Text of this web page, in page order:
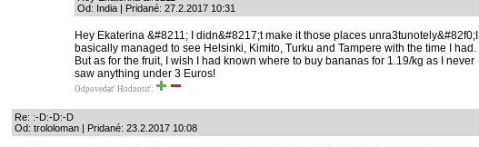
Od: India | Pridané: 27.2.2017 10:31
Hey Ekaterina &#8211; I didn&#8217;t make it those places unra3tunotely&#82f0;I
basically managed to see Helsinki, Kimito, Turku and Tampere with the time I had.
But as for the fruit, I wish I had known where to buy bananas for 1.19/kg as I never
saw anything under 3 Euros!
Odpovedať Hodnotiť:
Re: :-D:-D:-D
Od: trololoman | Pridané: 23.2.2017 10:08